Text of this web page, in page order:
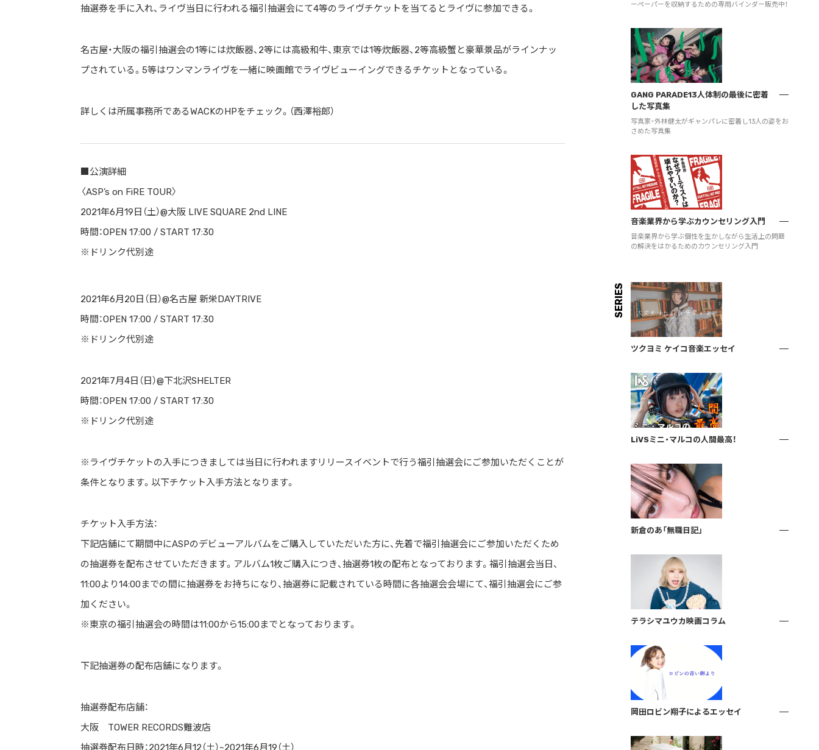
抽選券を手に入れ、ライヴ当日に行われる福引抽選会にて4等のライヴチケットを当てるとライヴに参加できる。
名古屋・大阪の福引抽選会の1等には炊飯器、2等には高級和牛、東京では1等炊飯器、2等高級蟹と豪華景品がラインナッ
プされている。5等はワンマンライヴを一緒に映画館でライヴビューイングできるチケットとなっている。
詳しくは所属事務所であるWACKのHPをチェック。（西澤裕郎）
■公演詳細
〈ASP’s on FiRE TOUR〉
2021年6月19日（土）@大阪 LIVE SQUARE 2nd LINE
時間：OPEN 17:00 / START 17:30
※ドリンク代別途
2021年6月20日（日）@名古屋 新栄DAYTRIVE
時間：OPEN 17:00 / START 17:30
※ドリンク代別途
2021年7月4日（日）@下北沢SHELTER
時間：OPEN 17:00 / START 17:30
※ドリンク代別途
※ライヴチケットの入手につきましては当日に行われますリリースイベントで行う福引抽選会にご参加いただくことが
条件となります。以下チケット入手方法となります。
チケット入手方法：
下記店舗にて期間中にASPのデビューアルバムをご購入していただいた方に、先着で福引抽選会にご参加いただくため
の抽選券を配布させていただきます。アルバム1枚ご購入につき、抽選券1枚の配布となっております。福引抽選会当日、
11:00より14:00までの間に抽選券をお持ちになり、抽選券に記載されている時間に各抽選会会場にて、福引抽選会にご参
加ください。
※東京の福引抽選会の時間は11:00から15:00までとなっております。
下記抽選券の配布店舗になります。
抽選券配布店舗：
大阪 TOWER RECORDS難波店
抽選券配布日時：2021年6月12（土）~2021年6月19（土）
ーペーパーを収納するための専用バインダー販売中！
GANG PARADE13人体制の最後に密着
した写真集
写真家・外林健太がギャンパレに密着し13人の姿をお
さめた写真集
音楽業界から学ぶカウンセリング入門
音楽業界から学ぶ個性を生かしながら生活上の問題
の解決をはかるためのカウンセリング入門
SERIES
ツクヨミ ケイコ音楽エッセイ
LiVSミニ・マルコの人間最高！
新倉のあ「無職日記」
テラシマユウカ映画コラム
岡田ロビン翔子によるエッセイ